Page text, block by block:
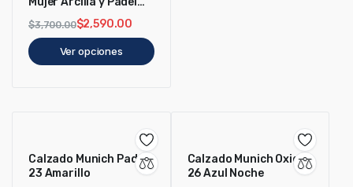
$3,700.00$2,590.00
Ver opciones
Calzado Munich Pad X
23 Amarillo
Calzado Munich Oxigen
26 Azul Noche